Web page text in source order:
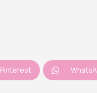
Pinterest